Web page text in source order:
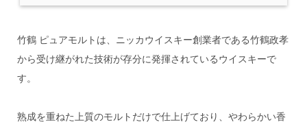
竹鶴 ピュアモルトは、ニッカウイスキー創業者である竹鶴政孝
から受け継がれた技術が存分に発揮されているウイスキーで
す。
熟成を重ねた上質のモルトだけで仕上げており、やわらかい香